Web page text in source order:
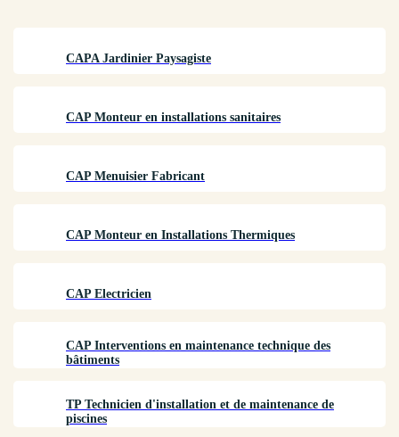
CAPA Jardinier Paysagiste
CAP Monteur en installations sanitaires
CAP Menuisier Fabricant
CAP Monteur en Installations Thermiques
CAP Electricien
CAP Interventions en maintenance technique des
bâtiments
TP Technicien d'installation et de maintenance de
piscines